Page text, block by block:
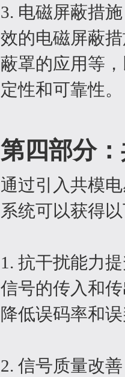
3. 电磁屏蔽措
效的电磁屏蔽
蔽罩的应用等
定性和可靠性。
第四部分
通过引入共模
系统可以获得
1. 抗干扰能力
信号的传入和
降低误码率和
2. 信号质量改